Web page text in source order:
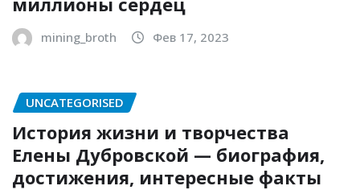
mining_broth Фев 17, 2023
UNCATEGORISED
История жизни и творчества
Елены Дубровской — биография,
достижения, интересные факты